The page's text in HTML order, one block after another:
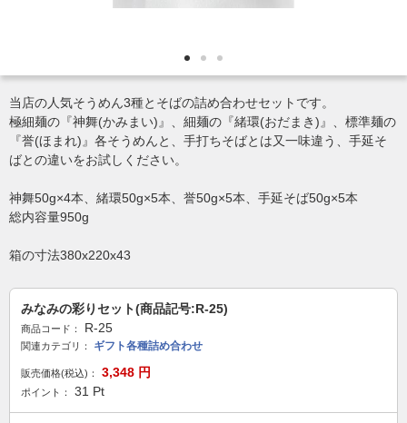
当店の人気そうめん3種とそばの詰め合わせセットです。
極細麺の『神舞(かみまい)』、細麺の『緒環(おだまき)』、標準麺の
『誉(ほまれ)』各そうめんと、手打ちそばとは又一味違う、手延そ
ばとの違いをお試しください。
神舞50g×4本、緒環50g×5本、誉50g×5本、手延そば50g×5本
総内容量950g
箱の寸法380x220x43
みなみの彩りセット(商品記号:R-25)
商品コード： R-25
関連カテゴリ： ギフト各種詰め合わせ
販売価格(税込)： 3,348 円
ポイント： 31 Pt